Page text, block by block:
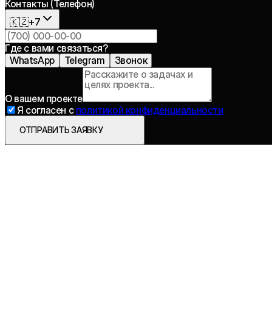
Контакты (Телефон)
🇰🇿+7
Где с вами связаться?
WhatsApp
Telegram Звонок
О вашем проекте
Я согласен с политикой конфиденциальности
ОТПРАВИТЬ ЗАЯВКУ